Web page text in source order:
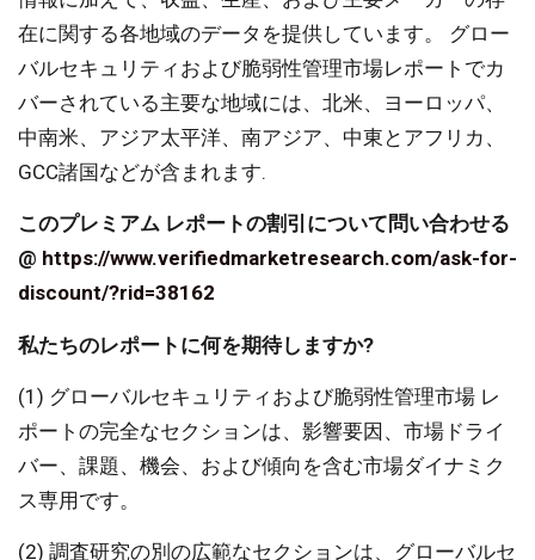
在に関する各地域のデータを提供しています。 グロー
バルセキュリティおよび脆弱性管理市場レポートでカ
バーされている主要な地域には、北米、ヨーロッパ、
中南米、アジア太平洋、南アジア、中東とアフリカ、
GCC諸国などが含まれます.
このプレミアム レポートの割引について問い合わせる
@ https://www.verifiedmarketresearch.com/ask-for-
discount/?rid=38162
私たちのレポートに何を期待しますか?
(1) グローバルセキュリティおよび脆弱性管理市場 レ
ポートの完全なセクションは、影響要因、市場ドライ
バー、課題、機会、および傾向を含む市場ダイナミク
ス専用です。
(2) 調査研究の別の広範なセクションは、グローバルセ